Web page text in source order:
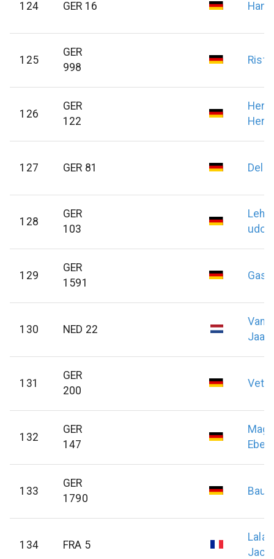
124 GER 16 Hand
125
GER
998
Rist
126
GER
122
127 GER 81
128
GER
103
udo
129
GER
1591
Gast
130 NED 22
Van
Jaap
131
GER
200
132
GER
147
133
GER
1790
134 FRA 5